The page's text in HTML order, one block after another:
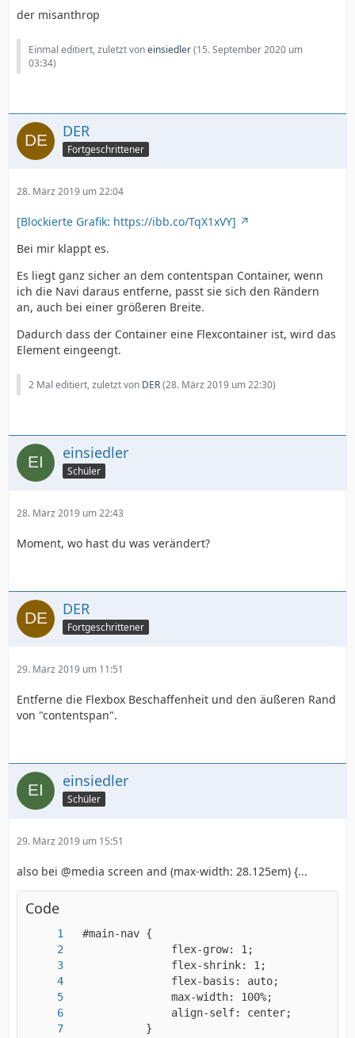
der misanthrop
Einmal editiert, zuletzt voneinsiedler(15. September 2020 um
03:34)
DER
Fortgeschrittener
28. März 2019 um 22:04
[Blockierte Grafik: https://ibb.co/TqX1xVY]
Bei mir klappt es.
Es liegt ganz sicher an dem contentspan Container, wenn
ich die Navi daraus entferne, passt sie sich den Rändern
an, auch bei einer größeren Breite.
Dadurch dass der Container eine Flexcontainer ist, wird das
Element eingeengt.
2 Mal editiert, zuletzt von DER(28. März 2019 um 22:30)
einsiedler
Schüler
28. März 2019 um 22:43
Moment, wo hast du was verändert?
DER
Fortgeschrittener
29. März 2019 um 11:51
Entferne die Flexbox Beschaffenheit und den äußeren Rand
von "contentspan".
einsiedler
Schüler
29. März 2019 um 15:51
also bei @media screen and (max-width: 28.125em) {...
Code
            }